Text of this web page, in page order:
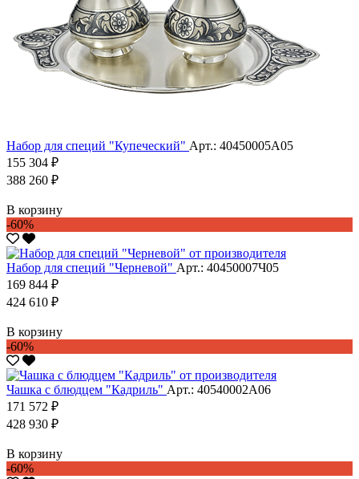
Набор для специй "Купеческий" Арт.: 40450005А05
155 304 ₽
388 260 ₽
В корзину
-60%
Набор для специй "Черневой" Арт.: 40450007Ч05
169 844 ₽
424 610 ₽
В корзину
-60%
Чашка с блюдцем "Кадриль" Арт.: 40540002А06
171 572 ₽
428 930 ₽
В корзину
-60%